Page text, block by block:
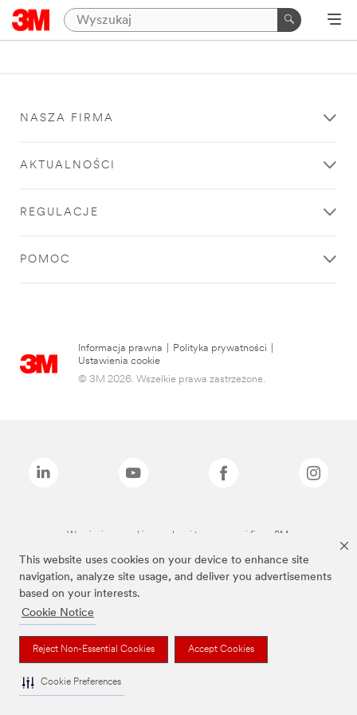
This website uses cookies on your device to enhance site
navigation, analyze site usage, and deliver you advertisements
based on your interests.
Cookie Notice
Reject Non-Essential Cookies Accept Cookies
Cookie Preferences
NASZA FIRMA
AKTUALNOŚCI
REGULACJE
POMOC
Informacja prawna Polityka prywatności
Ustawienia cookie
© 3M 2026. Wszelkie prawa zastrzeżone.
Wymienione marki są znakami towarowymi firmy 3M.